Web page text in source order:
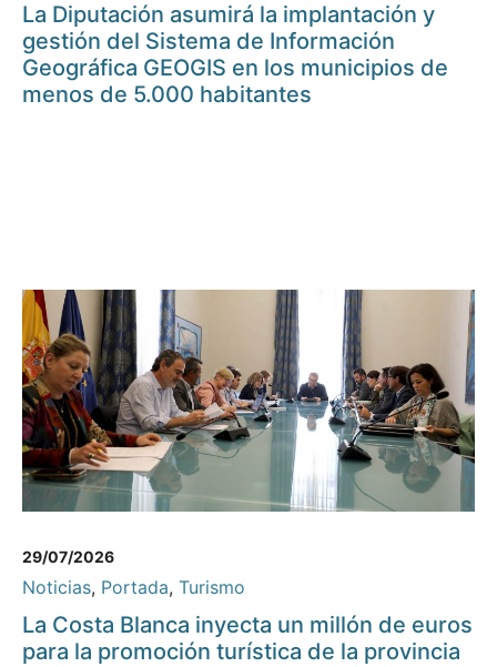
La Diputación asumirá la implantación y
gestión del Sistema de Información
Geográfica GEOGIS en los municipios de
menos de 5.000 habitantes
29/07/2026
Noticias, Portada, Turismo
La Costa Blanca inyecta un millón de euros
para la promoción turística de la provincia